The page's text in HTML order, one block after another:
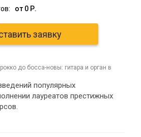
от 0 Р.
заявку
популярных
лауреатов престижных